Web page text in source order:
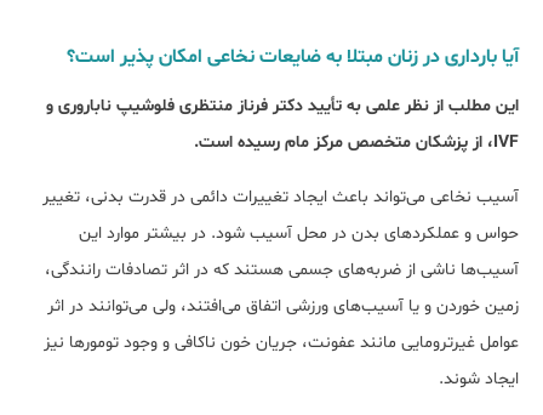
آیا بارداری در زنان مبتلا به ضایعات نخاعی امکان پذیر است؟
این مطلب از نظر علمی به تأیید دکتر فرناز منتظری فلوشیپ ناباروری و
IVF، از پزشکان متخصص مرکز مام رسیده است.
آسیب نخاعی می‌تواند باعث ایجاد تغییرات دائمی در قدرت بدنی، تغییر
حواس و عملکردهای بدن در محل آسیب ‌شود. در بیشتر موارد این
آسیب‌ها ناشی از ضربه‌های جسمی هستند که در اثر تصادفات رانندگی،
زمین خوردن و یا آسیب‌های ورزشی اتفاق می‌افتند، ولی می‌توانند در اثر
عوامل غیرترومایی مانند عفونت، جریان خون ناکافی و وجود تومورها نیز
ایجاد شوند.